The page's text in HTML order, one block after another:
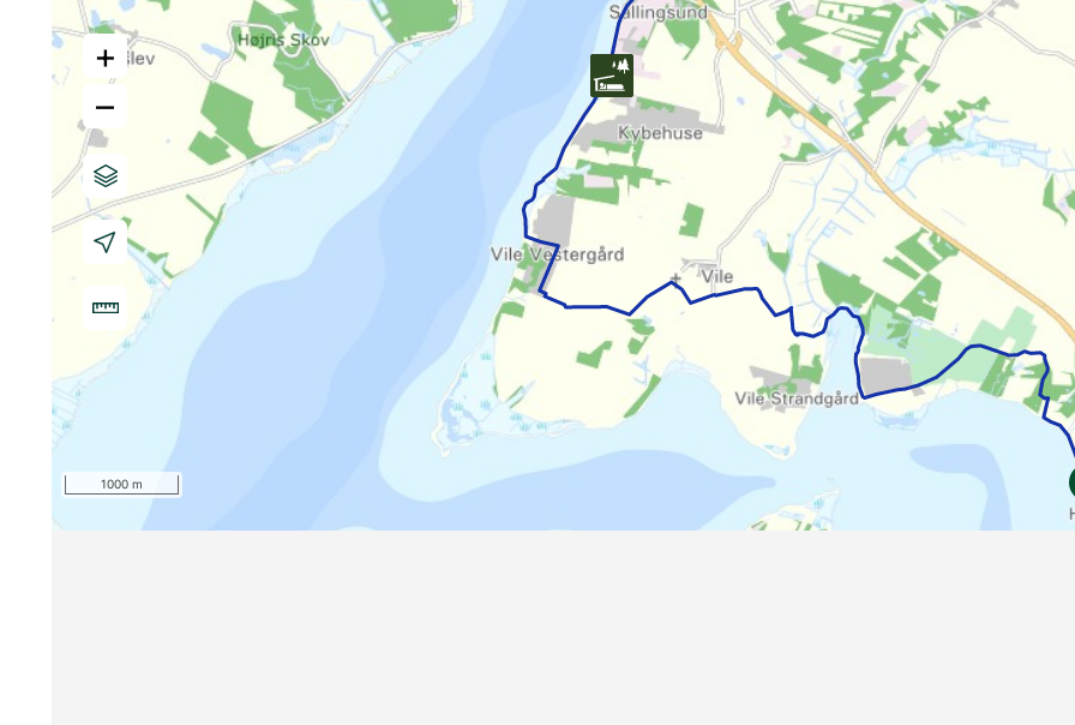
+
–
1000 m